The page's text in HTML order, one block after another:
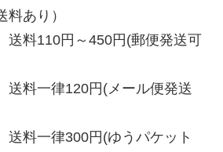
料あり）
円～450円(郵便発送可
一律120円(メール便発送
料一律300円(ゆうパケット